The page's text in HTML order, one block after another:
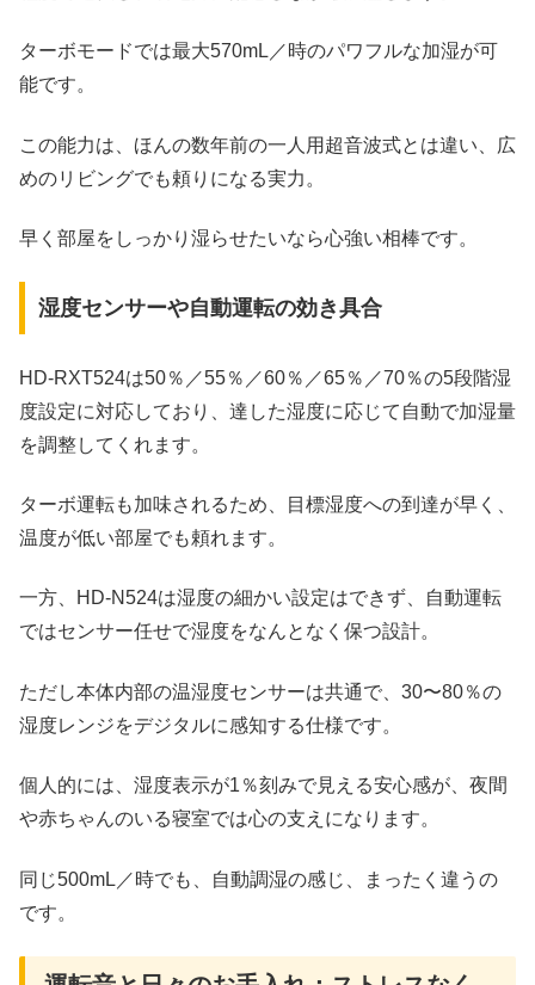
ターボモードでは最大570mL／時のパワフルな加湿が可
能です。
この能力は、ほんの数年前の一人用超音波式とは違い、広
めのリビングでも頼りになる実力。
早く部屋をしっかり湿らせたいなら心強い相棒です。
湿度センサーや自動運転の効き具合
HD‑RXT524は50％／55％／60％／65％／70％の5段階湿
度設定に対応しており、達した湿度に応じて自動で加湿量
を調整してくれます。
ターボ運転も加味されるため、目標湿度への到達が早く、
温度が低い部屋でも頼れます。
一方、HD‑N524は湿度の細かい設定はできず、自動運転
ではセンサー任せで湿度をなんとなく保つ設計。
ただし本体内部の温湿度センサーは共通で、30〜80％の
湿度レンジをデジタルに感知する仕様です。
個人的には、湿度表示が1％刻みで見える安心感が、夜間
や赤ちゃんのいる寝室では心の支えになります。
同じ500mL／時でも、自動調湿の感じ、まったく違うの
です。